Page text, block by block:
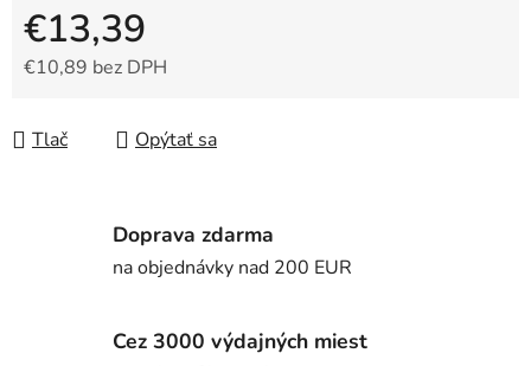
€13,39
€10,89 bez DPH
Tlač
Opýtať sa
Doprava zdarma
na objednávky nad 200 EUR
Cez 3000 výdajných miest